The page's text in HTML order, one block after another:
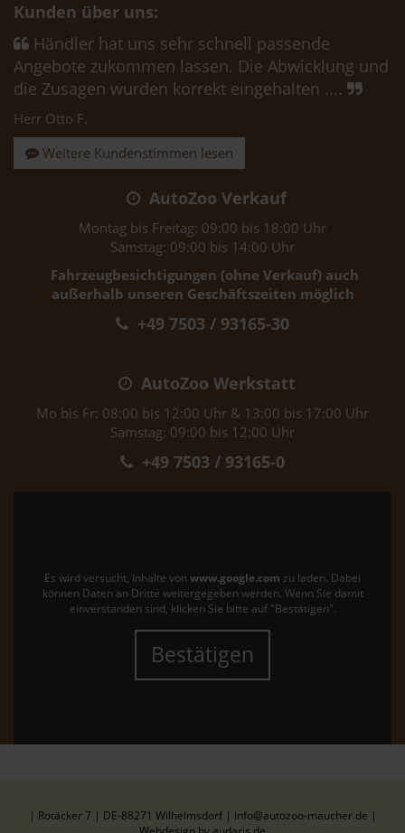
Kunden über uns:
Händler hat uns sehr schnell passende
Angebote zukommen lassen. Die Abwicklung und
die Zusagen wurden korrekt eingehalten ....
Herr Otto F.
Weitere Kundenstimmen lesen
AutoZoo Verkauf
Montag bis Freitag: 09:00 bis 18:00 Uhr
Samstag: 09:00 bis 14:00 Uhr
Fahrzeugbesichtigungen (ohne Verkauf) auch
außerhalb unseren Geschäftszeiten möglich
+49 7503 / 93165-30
AutoZoo Werkstatt
Mo bis Fr: 08:00 bis 12:00 Uhr & 13:00 bis 17:00 Uhr
Samstag: 09:00 bis 12:00 Uhr
+49 7503 / 93165-0
Es wird versucht, Inhalte von www.google.com zu laden. Dabei
können Daten an Dritte weitergegeben werden. Wenn Sie damit
einverstanden sind, klicken Sie bitte auf "Bestätigen".
Bestätigen
| Rotäcker 7 | DE-88271 Wilhelmsdorf | info@autozoo-maucher.de |